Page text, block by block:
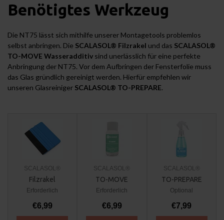
Benötigtes Werkzeug
Die NT75 lässt sich mithilfe unserer Montagetools problemlos
selbst anbringen. Die SCALASOL® Filzrakel und das SCALASOL®
TO-MOVE Wasseradditiv sind unerlässlich für eine perfekte
Anbringung der NT75. Vor dem Aufbringen der Fensterfolie muss
das Glas gründlich gereinigt werden. Hierfür empfehlen wir
unseren Glasreiniger SCALASOL® TO-PREPARE.
SCALASOL®
Filzrakel
Erforderlich
€6,99
SCALASOL®
TO-MOVE
Erforderlich
€6,99
SCALASOL®
TO-PREPARE
Optional
€7,99